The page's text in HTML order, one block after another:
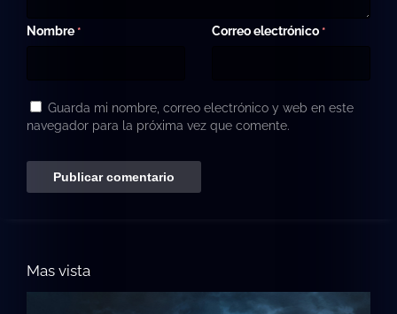
Nombre * Correo electrónico *
Guarda mi nombre, correo electrónico y web en este
navegador para la próxima vez que comente.
Mas vista